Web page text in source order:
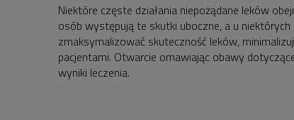
Niektóre częste działania niepożądane leków
osób występują te skutki uboczne, a u
zmaksymalizować skuteczność leków,
pacjentami. Otwarcie omawiając obawy
wyniki leczenia.